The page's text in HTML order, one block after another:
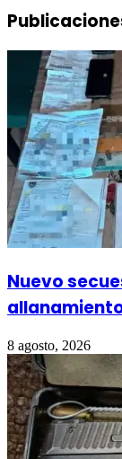
Nuevo
8 agosto, 2026